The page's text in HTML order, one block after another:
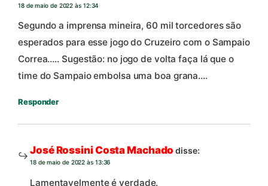
18 de maio de 2022 às 12:34
Segundo a imprensa mineira, 60 mil torcedores são
esperados para esse jogo do Cruzeiro com o Sampaio
Correa….. Sugestão: no jogo de volta faça lá que o
time do Sampaio embolsa uma boa grana….
Responder
José Rossini Costa Machado disse:
18 de maio de 2022 às 13:36
Lamentavelmente é verdade.